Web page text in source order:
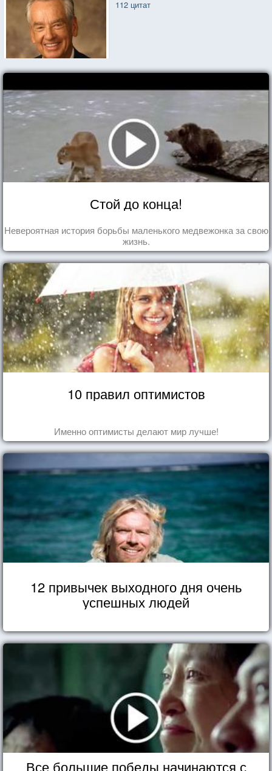
112 цитат
Стой до конца!
Невероятная история борьбы маленького медвежонка за свою
жизнь.
10 правил оптимистов
Именно оптимисты делают мир лучше!
12 привычек выходного дня очень
успешных людей
Все большие победы начинаются с